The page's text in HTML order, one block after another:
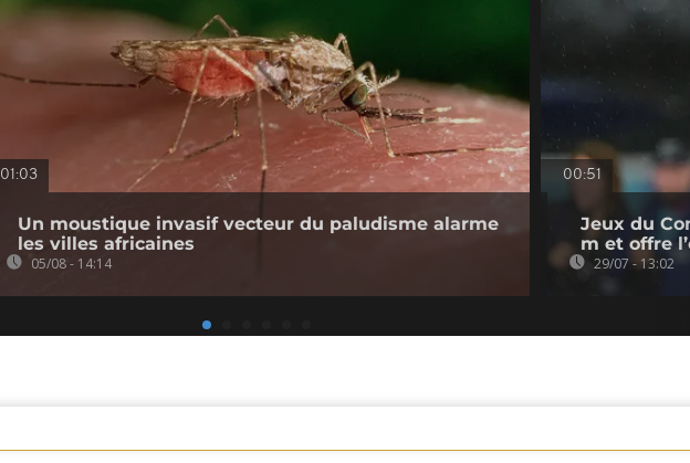
01:03
Un moustique invasif vecteur du paludisme alarme
les villes africaines
05/08 - 14:14
00:51
Jeux du
m et offre
29/07 - 13:02